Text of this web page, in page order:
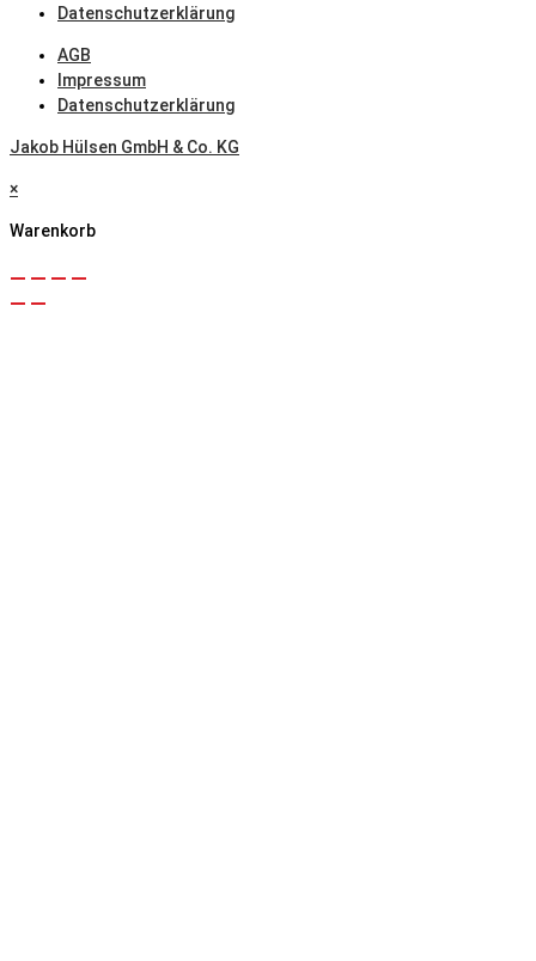
Datenschutzerklärung
AGB
Impressum
Datenschutzerklärung
Jakob Hülsen GmbH & Co. KG
×
Warenkorb